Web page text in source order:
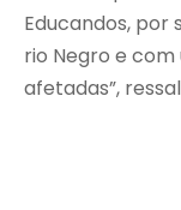
Educandos,
rio Negro e
afetadas”,